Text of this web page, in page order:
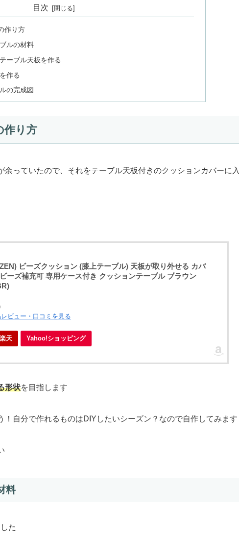
目次
作り方
ルの材料
ーブル天板を作る
作る
の完成図
作り方
余っていたので、それをテーブル天板付きのクッションカバーに入
ビーズクッション (膝上テーブル) 天板が取り外せる カバ
ーズ補充可 専用ケース付き クッションテーブル ブラウン
ビュー・口コミを見る
楽天 Yahoo!ショッピング
形状を目指します
！自分で作れるものはDIYしたいシーズン？なので自作してみます
料
た